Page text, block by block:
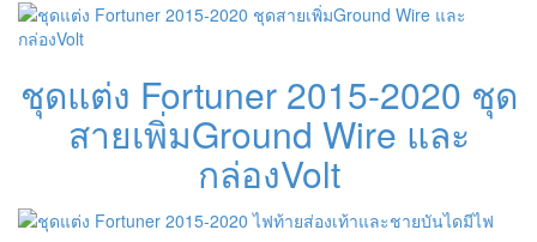
ชุดแต่ง Fortuner 2015-2020 ชุด
สายเพิ่มGround Wire และ
กล่องVolt